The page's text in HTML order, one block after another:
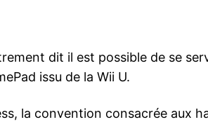
dit il est possible de se
issu de la Wii U.
la convention consacrée aux